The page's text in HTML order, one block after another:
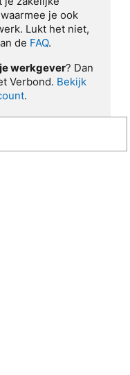
je ook
Lukt het niet,
de FAQ.
werkgever? Dan
Verbond. Bekijk
.